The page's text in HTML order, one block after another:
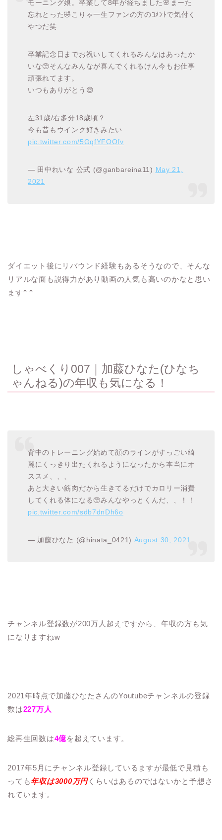
モーニング娘。卒業して8年が経ちました🌸まーた
忘れとった🤣こりゃ一生ファンの方のｺﾒﾝﾄで気付く
やつだ笑
卒業記念日までお祝いしてくれるみんなはあったか
いな🥺そんなみんなが喜んでくれるけん今もお仕事
頑張れてます。
いつもありがとう😌
左31歳/右多分18歳頃？
今も昔もウインク好きみたい
pic.twitter.com/5GqfYFOOfv
— 田中れいな 公式 (@ganbareina11) May 21,
2021
ダイエット後にリバウンド経験もあるそうなので、そんな
リアルな面も説得力があり動画の人気も高いのかなと思い
ます^ ^
しゃべくり007｜加藤ひなた(ひなち
ゃんねる)の年収も気になる！
背中のトレーニング始めて顔のラインがすっごい綺
麗にくっきり出たくれるようになったから本当にオ
ススメ、、、
あと大きい筋肉だから生きてるだけでカロリー消費
してくれる体になる🥺みんなやっとくんだ、、！！
pic.twitter.com/sdb7dnDh6o
— 加藤ひなた (@hinata_0421) August 30, 2021
チャンネル登録数が200万人超えですから、年収の方も気
になりますねw
2021年時点で加藤ひなたさんのYoutubeチャンネルの登録
数は227万人
総再生回数は4億を超えています。
2017年5月にチャンネル登録しているますが最低で見積も
っても年収は3000万円くらいはあるのではないかと予想さ
れています。